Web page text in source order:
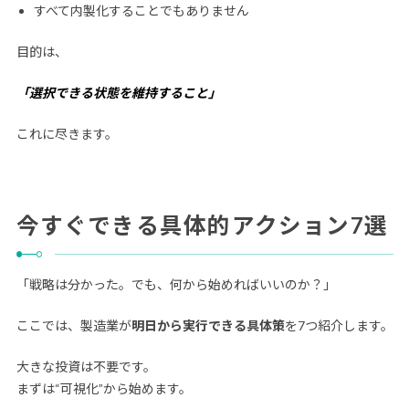
すべて内製化することでもありません
目的は、
「選択できる状態を維持すること」
これに尽きます。
今すぐできる具体的アクション7選
「戦略は分かった。でも、何から始めればいいのか？」
ここでは、製造業が明日から実行できる具体策を7つ紹介します。
大きな投資は不要です。
まずは“可視化”から始めます。